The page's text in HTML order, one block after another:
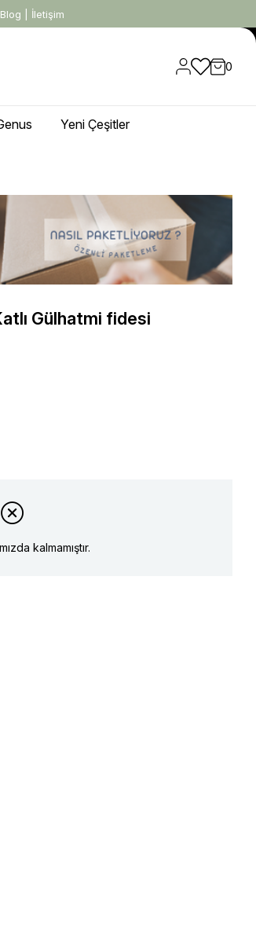
Blog İletişim
0
Yeni Çeşitler
Gülhatmi fidesi
kalmamıştır.